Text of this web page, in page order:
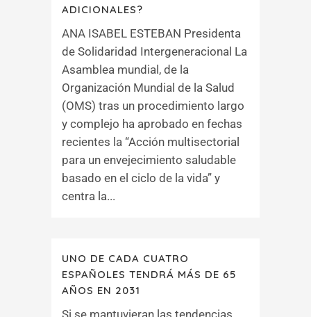
ADICIONALES?
ANA ISABEL ESTEBAN Presidenta
de Solidaridad Intergeneracional La
Asamblea mundial, de la
Organización Mundial de la Salud
(OMS) tras un procedimiento largo
y complejo ha aprobado en fechas
recientes la “Acción multisectorial
para un envejecimiento saludable
basado en el ciclo de la vida” y
centra la...
UNO DE CADA CUATRO
ESPAÑOLES TENDRÁ MÁS DE 65
AÑOS EN 2031
Si se mantuvieran las tendencias